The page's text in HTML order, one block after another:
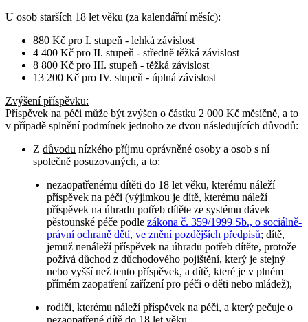
U osob starších 18 let věku (za kalendářní měsíc):
880 Kč pro I. stupeň - lehká závislost
4 400 Kč pro II. stupeň - středně těžká závislost
8 800 Kč pro III. stupeň - těžká závislost
13 200 Kč pro IV. stupeň - úplná závislost
Zvýšení příspěvku:
Příspěvek na péči může být zvýšen o částku 2 000 Kč měsíčně, a to
v případě splnění podmínek jednoho ze dvou následujících důvodů:
Z důvodu nízkého příjmu oprávněné osoby a osob s ní
společně posuzovaných, a to:
nezaopatřenému dítěti do 18 let věku, kterému náleží
příspěvek na péči (výjimkou je dítě, kterému náleží
příspěvek na úhradu potřeb dítěte ze systému dávek
pěstounské péče podlezákona č. 359/1999 Sb., o sociálně-
právní ochraně dětí, ve znění pozdějších předpisů; dítě,
jemuž nenáleží příspěvek na úhradu potřeb dítěte, protože
požívá důchod z důchodového pojištění, který je stejný
nebo vyšší než tento příspěvek, a dítě, které je v plném
přímém zaopatření zařízení pro péči o děti nebo mládež),
rodiči, kterému náleží příspěvek na péči, a který pečuje o
nezaopatřené dítě do 18 let věku,